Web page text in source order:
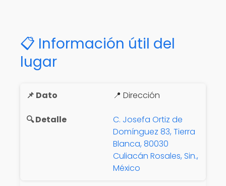
📋 Información útil del
lugar
📍 Dirección
C. Josefa Ortiz de
Domínguez 83, Tierra
Blanca, 80030
Culiacán Rosales, Sin.,
México